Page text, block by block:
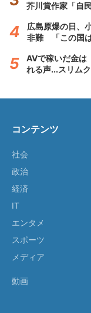
芥川賞作家「自
広島原爆の日、
非難 「この国は
AVで稼いだ金
れる声...スリム
コンテンツ
社会
政治
経済
IT
エンタメ
スポーツ
メディア
動画